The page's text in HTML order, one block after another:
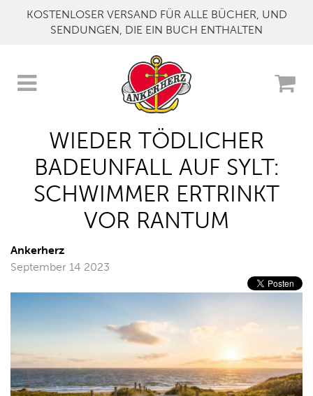
KOSTENLOSER VERSAND FÜR ALLE BÜCHER, UND
SENDUNGEN, DIE EIN BUCH ENTHALTEN
WIEDER TÖDLICHER
BADEUNFALL AUF SYLT:
SCHWIMMER ERTRINKT
VOR RANTUM
Ankerherz
September 14 2023